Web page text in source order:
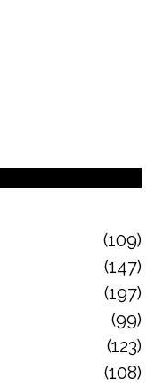
109
147
197
99
123
108